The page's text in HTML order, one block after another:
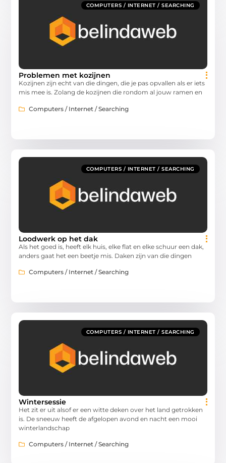
COMPUTERS / INTERNET / SEARCHING
Problemen met kozijnen
Kozijnen zijn echt van die dingen, die je pas opvallen als er iets
mis mee is. Zolang de kozijnen die rondom al jouw ramen en
Computers / Internet / Searching
COMPUTERS / INTERNET / SEARCHING
Loodwerk op het dak
Als het goed is, heeft elk huis, elke flat en elke schuur een dak,
anders gaat het een beetje mis. Daken zijn van die dingen
Computers / Internet / Searching
COMPUTERS / INTERNET / SEARCHING
Wintersessie
Het zit er uit alsof er een witte deken over het land getrokken
is. De sneeuw heeft de afgelopen avond en nacht een mooi
winterlandschap
Computers / Internet / Searching